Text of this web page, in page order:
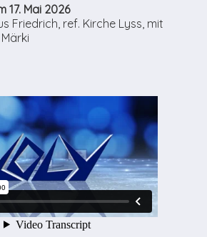
17. Mai 2026
Friedrich, ref. Kirche Lyss, mit